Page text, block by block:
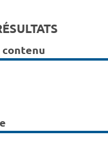
contenu